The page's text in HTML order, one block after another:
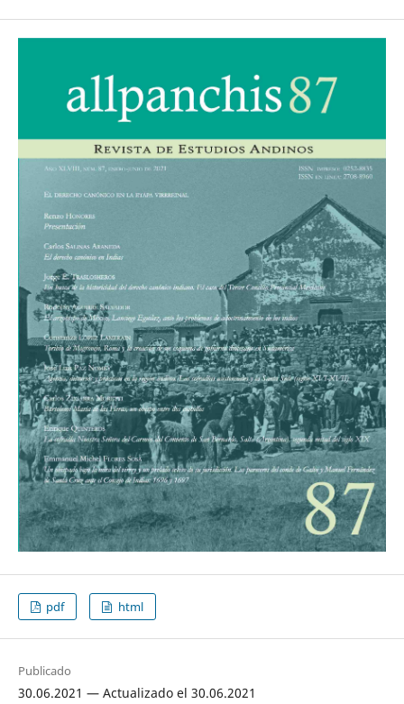
pdf html
Publicado
30.06.2021 — Actualizado el 30.06.2021